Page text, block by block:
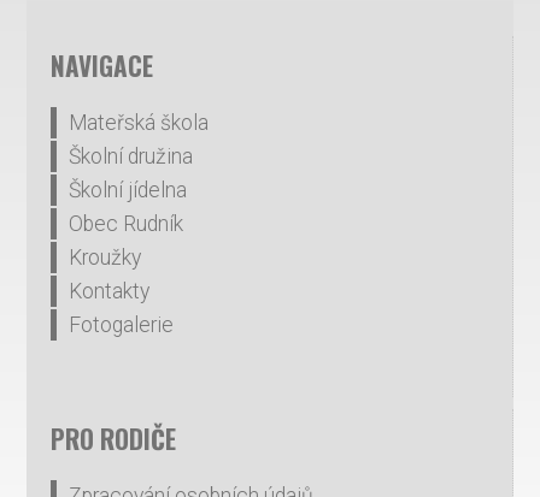
NAVIGACE
Mateřská škola
Školní družina
Školní jídelna
Obec Rudník
Kroužky
Kontakty
Fotogalerie
PRO RODIČE